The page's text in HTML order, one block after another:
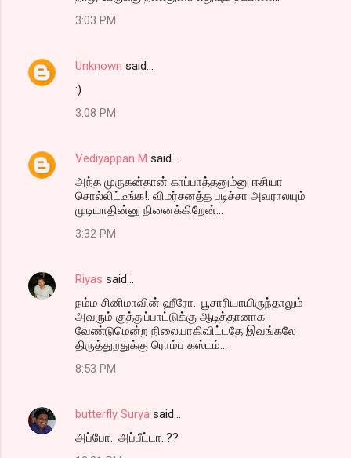
3:03 PM
Unknown said…
:)
3:08 PM
Vediyappan M said…
அந்த முருகன்தான் காப்பாத்தனும்னு ஈசியா
சொல்லிட்டீங்க!. விமர்சனத்த படிச்சா அவராலயும்
முடியாதின்னு நினைக்கிறேன்...
3:32 PM
Riyas said…
நம்ம சினிமாவின் ஹீரோ.. பூசாரியாயிருந்தாலும்
அவரும் குத்துப்பாட்டுக்கு ஆடித்தானாக
வேண்டுமென்ற நிலையாகிவிட்டதே இவங்கலே
திருத்துறதுக்கு ரொம்ப கஸ்டம்...
8:53 PM
butterfly Surya said…
அப்போ.. அப்பீட்டா..??